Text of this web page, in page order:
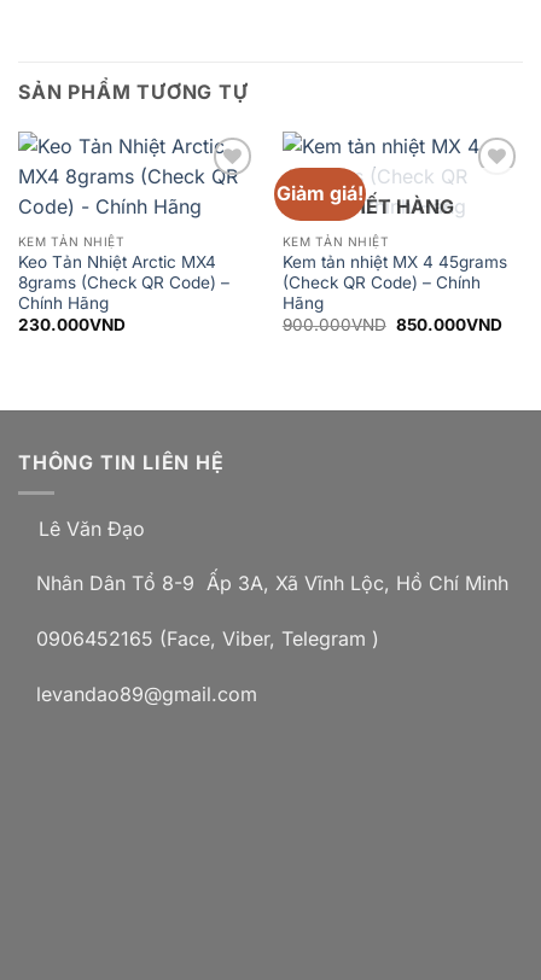
SẢN PHẨM TƯƠNG TỰ
wishlist
KEM TẢN NHIỆT
Keo Tản Nhiệt Arctic MX4
8grams (Check QR Code) –
Chính Hãng
230.000VND
Giảm giá!
wishlist
HẾT HÀNG
KEM TẢN NHIỆT
Kem tản nhiệt MX 4 45grams
(Check QR Code) – Chính
Hãng
900.000VND Giá
850.000VNDGiá
THÔNG TIN LIÊN HỆ
Lê Văn Đạo
Nhân Dân Tổ 8-9 Ấp 3A, Xã Vĩnh Lộc, Hồ Chí Minh
0906452165 (Face, Viber, Telegram )
levandao89@gmail.com